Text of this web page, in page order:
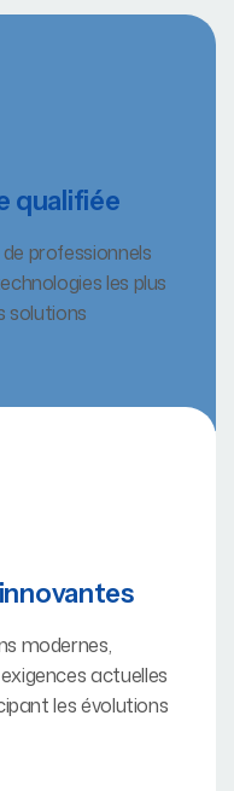
qualifiée
professionnels
les plus
solutions
modernes,
actuelles
les évolutions